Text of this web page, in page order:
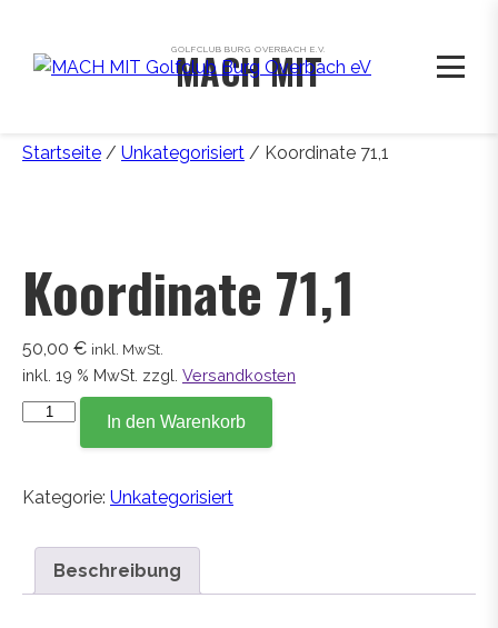
GOLFCLUB BURG OVERBACH E.V.
MACH MIT
Startseite / Unkategorisiert / Koordinate 71,1
Koordinate 71,1
50,00 € inkl. MwSt.
inkl. 19 % MwSt. zzgl. Versandkosten
Koordinate
In den Warenkorb
Kategorie: Unkategorisiert
Beschreibung